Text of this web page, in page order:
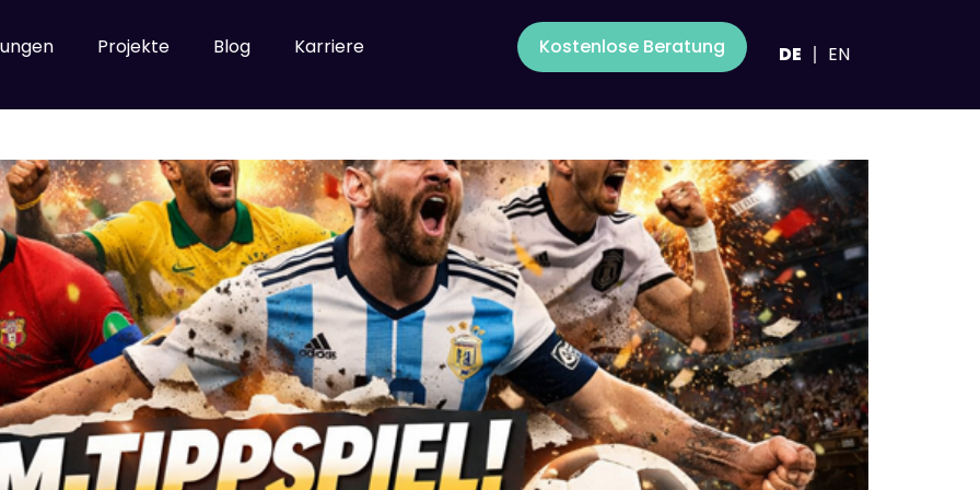
Projekte Blog Karriere Kostenlose Beratung DE EN
2026 – jetzt tippen, Punkte sammeln und